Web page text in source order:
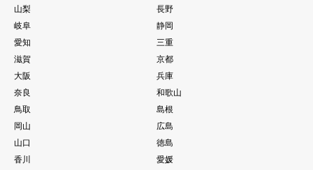
山梨
長野
岐阜
静岡
愛知
三重
滋賀
京都
大阪
兵庫
奈良
和歌山
鳥取
島根
岡山
広島
山口
徳島
香川
愛媛